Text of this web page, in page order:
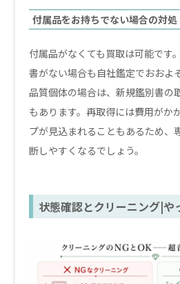
付属品をお持ちでない場合の対処
付属品がなくても買取は可能です
書がない場合も自社鑑定でおおよ
品質個体の場合は、新規鑑別書の
もあります。再取得には費用がか
プが見込まれることもあるため、
断しやすくなるでしょう。
状態確認とクリーニング|や